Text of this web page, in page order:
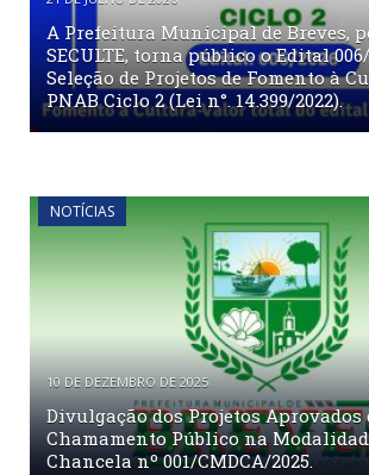
A Prefeitura Municipal de Breves,
SECULTE, torna público o Edital
Seleção de Projetos de Fomento à
PNAB Ciclo 2 (Lei n°. 14.399/2022).
NOTÍCIAS
10 DE DEZEMBRO DE 2025
Divulgação dos Projetos Aprovados
Chamamento Público na
Chancela nº 001/CMDCA/2025.